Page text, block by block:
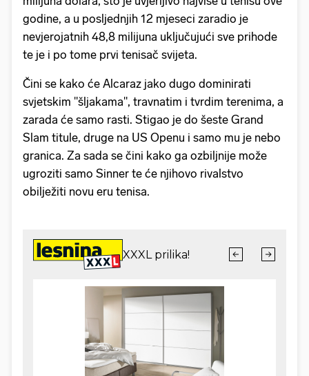
godine, a u posljednjih 12 mjeseci zaradio je
nevjerojatnih 48,8 milijuna uključujući sve prihode
te je i po tome prvi tenisač svijeta.
Čini se kako će Alcaraz jako dugo dominirati
svjetskim "šljakama", travnatim i tvrdim terenima, a
zarada će samo rasti. Stigao je do šeste Grand
Slam titule, druge na US Openu i samo mu je nebo
granica. Za sada se čini kako ga ozbiljnije može
ugroziti samo Sinner te će njihovo rivalstvo
obilježiti novu eru tenisa.